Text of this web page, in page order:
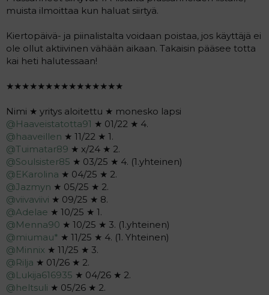
muista ilmoittaa kun haluat siirtyä.
Kiertopäivä- ja piinalistalta voidaan poistaa, jos käyttäjä ei
ole ollut aktiivinen vähään aikaan. Takaisin pääsee totta
kai heti halutessaan!
★★★★★★★★★★★★★★★
Nimi ★ yritys aloitettu ★ monesko lapsi
@Haaveistatotta91 ★ 01/22 ★ 4.
@haaveillen ★ 11/22 ★ 1.
@Tuimatar89 ★ x/24 ★ 2.
@Soulsister85 ★ 03/25 ★ 4. (1.yhteinen)
@EKarolina ★ 04/25 ★ 2.
@Jazmyn ★ 05/25 ★ 2.
@viivaviivi ★ 09/25 ★ 8.
@Adelae ★ 10/25 ★ 1.
@Menna90 ★ 10/25 ★ 3. (1.yhteinen)
@miumau* ★ 11/25 ★ 4. (1. Yhteinen)
@Minnix ★ 11/25 ★ 3.
@Rilja ★ 01/26 ★ 2.
@Lukija616935 ★ 04/26 ★ 2.
@heltsuli ★ 05/26 ★ 2.